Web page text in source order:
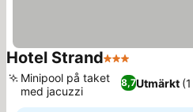
Hotel Strand3 Stjärnor
8,7Utmärkt
Minipool på taket
med jacuzzi